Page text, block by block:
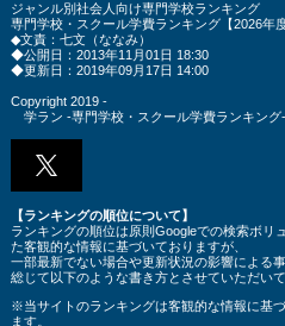
ジャンル別社会人向け専門学校ランキング
専門学校・スクール学費ランキング【2026年
◆文責：七文（ななみ）
◆公開日：2013年11月01日 18:30
◆更新日：2019年09月17日 14:00
Copyright 2019 -
学ラン -専門学校・スクール学費ランキング-
【ランキングの順位について】
ランキングの順位は原則Googleでの検索ボリ
た客観的な情報に基づいておりますが、
一部最新でない場合や更新状況の影響による
総じて以下のような書き方とさせていただいて
※当サイトのランキングは客観的な情報に基
ます。